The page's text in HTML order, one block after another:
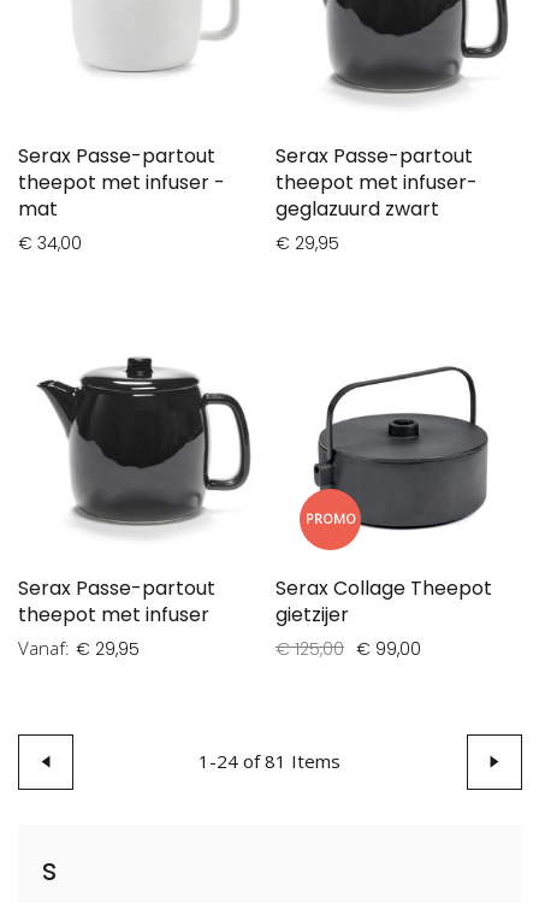
Serax Passe-partout
theepot met infuser -
mat
€ 34,00
Serax Passe-partout
theepot met infuser-
geglazuurd zwart
€ 29,95
Serax Passe-partout
theepot met infuser
Vanaf € 29,95
PROMO
Serax Collage Theepot
gietzijer
€ 99,00
€ 125,00
Pagina
1 -24 of81 Items
s